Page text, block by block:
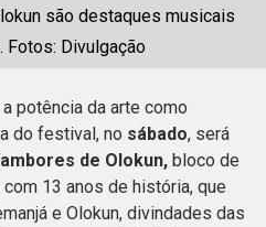
são destaques musicais
Fotos: Divulgação
potência da arte como
do festival, no sábado, será
de Olokun, bloco de
13 anos de história, que
e Olokun, divindades das